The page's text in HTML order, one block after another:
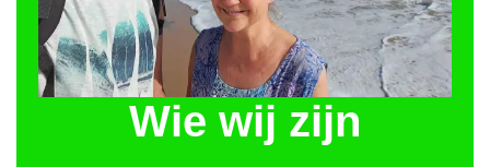
Wie wij zijn